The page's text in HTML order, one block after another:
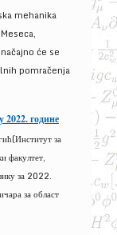
mehanika
će se
pomračenja
2022. године
за
факултет,
за 2022.
за област